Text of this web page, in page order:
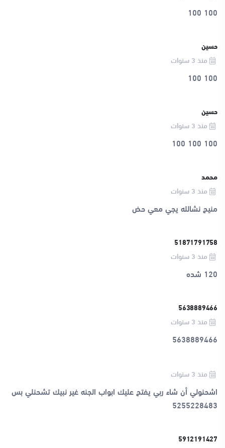
100 100
حسين
منذ 3 سنوات
100 100
حسين
منذ 3 سنوات
100 100 100
محمد
منذ 3 سنوات
منيح نشالله يجي معي حض
51871791758
منذ 3 سنوات
120 شده
5638889466
منذ 3 سنوات
5638889466
منذ 3 سنوات
اشحنولي أن شاء ربي يفتح عليك ابواب الجنه غير نبيك تشحنلي بس
5255228483
5912191427